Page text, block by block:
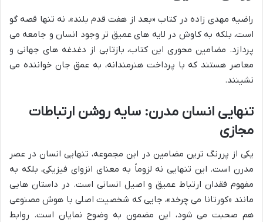
راضیه مهدی زاده در کتاب «بعد از هفت قدم بلند»، نه تنها قصه گو
است، بلکه به کاوش در لایه های عمیق تر وجود انسان و جامعه می
پردازد. مضامین محوری این کتاب، بازتابی از دغدغه های جهانی و
معاصر هستند که با پرداخت هنرمندانه، به عمق جان خواننده می
نشینند.
تنهایی انسان مدرن: سایه روشن ارتباطات
مجازی
یکی از پررنگ ترین مضامین در این مجموعه، تنهایی انسان در عصر
مدرن است. این تنهایی نه لزوماً به معنای انزوای فیزیکی، بلکه به
مفهوم فقدان ارتباط عمیق و اصیل انسانی است. در داستان هایی
مانند «کورتانا می چرخد»، جایی که شخصیت اصلی با هوش مصنوعی
هم صحبت می شود، این مضمون به وضوح نمایان است. روابط